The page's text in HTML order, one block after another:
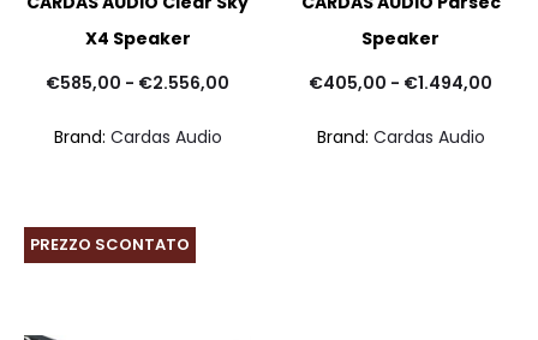
X4 Speaker
€585,00 - €2.556,00
Brand: Cardas Audio
Speaker
€405,00 - €1.494,00
Brand: Cardas Audio
PREZZO SCONTATO